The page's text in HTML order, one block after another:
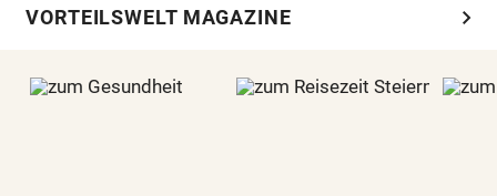
VORTEILSWELT MAGAZINE chevron_right